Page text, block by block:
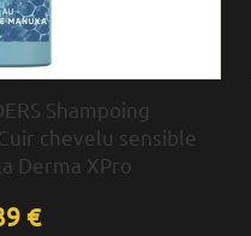
Shampoing
chevelu sensible
Derma XPro
€